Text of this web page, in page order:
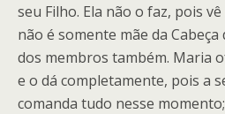
seu Filho. Ela não o faz, pois
não é somente mãe da
dos membros também. Maria
e o dá completamente, pois a
comanda tudo nesse